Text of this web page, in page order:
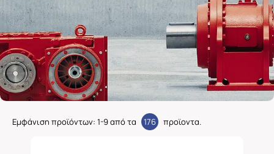
Εμφάνιση προϊόντων: 1-9από τα 176 προϊοντα.